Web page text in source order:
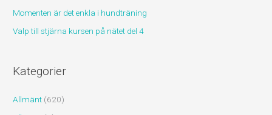
:Momenten är det enkla i hundträning
Valp till stjärna kursen på nätet del 4
Kategorier
Allmänt (620)